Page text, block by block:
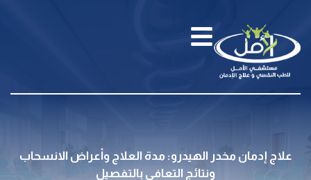
علاج إدمان مخدر الهيدرو: مدة العلاج وأعراض الانسحاب
ونتائج التعافي بالتفصيل